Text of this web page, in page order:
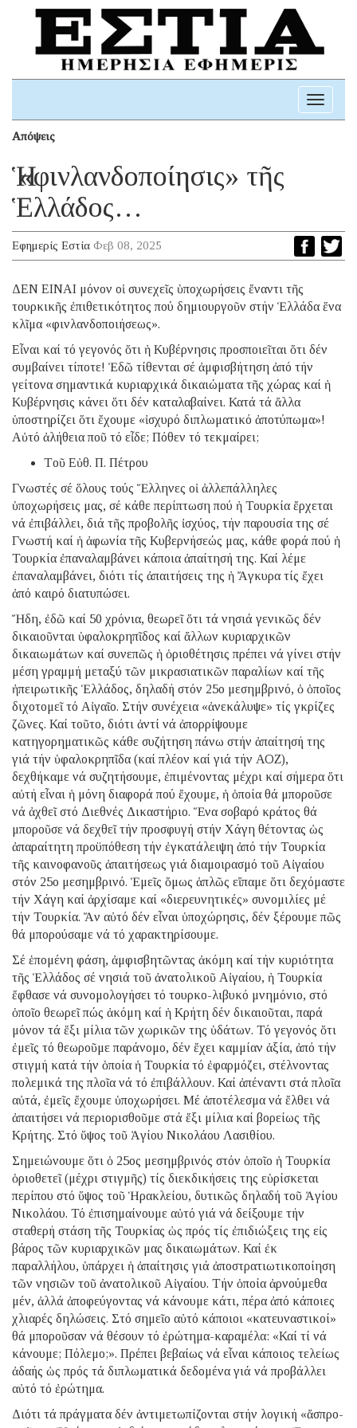
Toggle
Απόψεις
Ἡ «φινλανδοποίησις» τῆς
Ἑλλάδος…
Εφημερίς Εστία Φεβ 08, 2025
ΔΕΝ ΕΙΝΑΙ μόνον οἱ συνεχεῖς ὑποχωρήσεις ἔναντι τῆς
τουρκικῆς ἐπιθετικότητος πού δημιουργοῦν στήν Ἑλλάδα ἕνα
κλῖμα «φινλανδοποιήσεως».
Εἶναι καί τό γεγονός ὅτι ἡ Κυβέρνησις προσποιεῖται ὅτι δέν
συμβαίνει τίποτε! Ἐδῶ τίθενται σέ ἀμφισβήτηση ἀπό τήν
γείτονα σημαντικά κυριαρχικά δικαιώματα τῆς χώρας καί ἡ
Κυβέρνησις κάνει ὅτι δέν καταλαβαίνει. Κατά τά ἄλλα
ὑποστηρίζει ὅτι ἔχουμε «ἰσχυρό διπλωματικό ἀποτύπωμα»!
Αὐτό ἀλήθεια ποῦ τό εἶδε; Πόθεν τό τεκμαίρει;
Tοῦ Εὐθ. Π. Πέτρου
Γνωστές σέ ὅλους τούς Ἕλληνες οἱ ἀλλεπάλληλες
ὑποχωρήσεις μας, σέ κάθε περίπτωση πού ἡ Τουρκία ἔρχεται
νά ἐπιβάλλει, διά τῆς προβολῆς ἰσχύος, τήν παρουσία της σέ
Γνωστή καί ἡ ἀφωνία τῆς Κυβερνήσεώς μας, κάθε φορά πού ἡ
Τουρκία ἐπαναλαμβάνει κάποια ἀπαίτησή της. Καί λέμε
ἐπαναλαμβάνει, διότι τίς ἀπαιτήσεις της ἡ Ἄγκυρα τίς ἔχει
ἀπό καιρό διατυπώσει.
Ἤδη, ἐδῶ καί 50 χρόνια, θεωρεῖ ὅτι τά νησιά γενικῶς δέν
δικαιοῦνται ὑφαλοκρηπῖδος καί ἄλλων κυριαρχικῶν
δικαιωμάτων καί συνεπῶς ἡ ὁριοθέτησις πρέπει νά γίνει στήν
μέση γραμμή μεταξύ τῶν μικρασιατικῶν παραλίων καί τῆς
ἠπειρωτικῆς Ἑλλάδος, δηλαδή στόν 25ο μεσημβρινό, ὁ ὁποῖος
διχοτομεῖ τό Αἰγαῖο. Στήν συνέχεια «ἀνεκάλυψε» τίς γκρίζες
ζῶνες. Καί τοῦτο, διότι ἀντί νά ἀπορρίψουμε
κατηγορηματικῶς κάθε συζήτηση πάνω στήν ἀπαίτησή της
γιά τήν ὑφαλοκρηπῖδα (καί πλέον καί γιά τήν ΑΟΖ),
δεχθήκαμε νά συζητήσουμε, ἐπιμένοντας μέχρι καί σήμερα ὅτι
αὐτή εἶναι ἡ μόνη διαφορά πού ἔχουμε, ἡ ὁποία θά μποροῦσε
νά ἀχθεῖ στό Διεθνές Δικαστήριο. Ἕνα σοβαρό κράτος θά
μποροῦσε νά δεχθεῖ τήν προσφυγή στήν Χάγη θέτοντας ὡς
ἀπαραίτητη προϋπόθεση τήν ἐγκατάλειψη ἀπό τήν Τουρκία
τῆς καινοφανοῦς ἀπαιτήσεως γιά διαμοιρασμό τοῦ Αἰγαίου
στόν 25ο μεσημβρινό. Ἐμεῖς ὅμως ἁπλῶς εἴπαμε ὅτι δεχόμαστε
τήν Χάγη καί ἀρχίσαμε καί «διερευνητικές» συνομιλίες μέ
τήν Τουρκία. Ἄν αὐτό δέν εἶναι ὑποχώρησις, δέν ξέρουμε πῶς
θά μπορούσαμε νά τό χαρακτηρίσουμε.
Σέ ἑπομένη φάση, ἀμφισβητῶντας ἀκόμη καί τήν κυριότητα
τῆς Ἑλλάδος σέ νησιά τοῦ ἀνατολικοῦ Αἰγαίου, ἡ Τουρκία
ἔφθασε νά συνομολογήσει τό τουρκο-λιβυκό μνημόνιο, στό
ὁποῖο θεωρεῖ πώς ἀκόμη καί ἡ Κρήτη δέν δικαιοῦται, παρά
μόνον τά ἕξι μίλια τῶν χωρικῶν της ὑδάτων. Τό γεγονός ὅτι
ἐμεῖς τό θεωροῦμε παράνομο, δέν ἔχει καμμίαν ἀξία, ἀπό τήν
στιγμή κατά τήν ὁποία ἡ Τουρκία τό ἐφαρμόζει, στέλνοντας
πολεμικά της πλοῖα νά τό ἐπιβάλλουν. Καί ἀπέναντι στά πλοῖα
αὐτά, ἐμεῖς ἔχουμε ὑποχωρήσει. Μέ ἀποτέλεσμα νά ἔλθει νά
ἀπαιτήσει νά περιορισθοῦμε στά ἕξι μίλια καί βορείως τῆς
Κρήτης. Στό ὕψος τοῦ Ἁγίου Νικολάου Λασιθίου.
Σημειώνουμε ὅτι ὁ 25ος μεσημβρινός στόν ὁποῖο ἡ Τουρκία
ὁριοθετεῖ (μέχρι στιγμῆς) τίς διεκδικήσεις της εὑρίσκεται
περίπου στό ὕψος τοῦ Ἡρακλείου, δυτικῶς δηλαδή τοῦ Ἁγίου
Νικολάου. Τό ἐπισημαίνουμε αὐτό γιά νά δείξουμε τήν
σταθερή στάση τῆς Τουρκίας ὡς πρός τίς ἐπιδιώξεις της εἰς
βάρος τῶν κυριαρχικῶν μας δικαιωμάτων. Καί ἐκ
παραλλήλου, ὑπάρχει ἡ ἀπαίτησις γιά ἀποστρατιωτικοποίηση
τῶν νησιῶν τοῦ ἀνατολικοῦ Αἰγαίου. Τήν ὁποία ἀρνούμεθα
μέν, ἀλλά ἀποφεύγοντας νά κάνουμε κάτι, πέρα ἀπό κάποιες
χλιαρές δηλώσεις. Στό σημεῖο αὐτό κάποιοι «κατευναστικοί»
θά μποροῦσαν νά θέσουν τό ἐρώτημα-καραμέλα: «Καί τί νά
κάνουμε; Πόλεμο;». Πρέπει βεβαίως νά εἶναι κάποιος τελείως
ἀδαής ὡς πρός τά διπλωματικά δεδομένα γιά νά προβάλλει
αὐτό τό ἐρώτημα.
Διότι τά πράγματα δέν ἀντιμετωπίζονται στήν λογική «ἄσπρο-